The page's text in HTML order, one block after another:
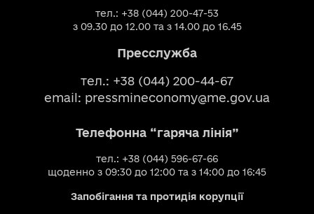
тел.: +38 (044) 200-47-53
з 09.30 до 12.00 та з 14.00 до 16.45
Пресслужба
тел.: +38 (044) 200-44-67
email: pressmineconomy@me.gov.ua
Телефонна “гаряча лінія”
тел.: +38 (044) 596-67-66
щоденно з 09:30 до 12:00 та з 14:00 до 16:45
Запобігання та протидія корупції